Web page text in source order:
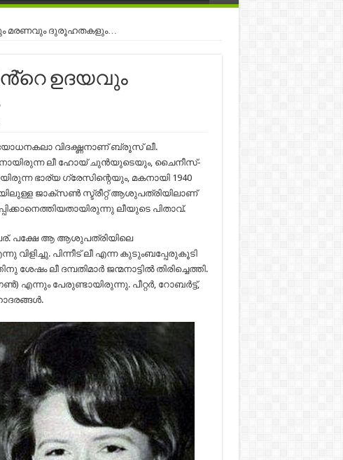
മരണവും ദുരൂഹതകളും…
ഉദയവും
വിദഗ്ദ്ധനാണ്‌ ബ്രൂസ്‌ ലീ.
ലീ ഹോയ് ചുൻയുടെയും, ചൈനീസ്-
ഭാര്യ ഗ്രേസിന്റെയും, മകനായി 1940
ജാക്സൺ സ്ട്രീറ്റ് ആശുപത്രിയിലാണ്‌
ലീയുടെ പിതാവ്.
പക്ഷേ ആ ആശുപത്രിയിലെ
പിന്നീട് ലീ എന്ന കുടുംബപ്പേരുകൂടി
ലീ ദമ്പതിമാർ ജന്മനാട്ടിൽ തിരിച്ചെത്തി.
പേരുണ്ടായിരുന്നു. പീറ്റർ, റോബർട്ട്,